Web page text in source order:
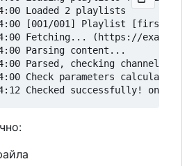
Loaded 2 playlists
[001/001] Playlist [first]
Fetching... (https://
Parsing content...
Parsed, checking channels
Check parameters